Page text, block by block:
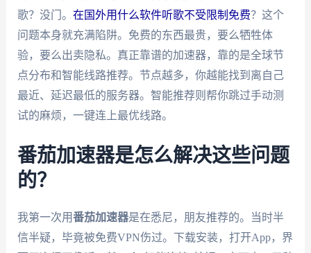
歌？没门。 在国外用什么软件听歌不受限制免费？这个
问题本身就充满陷阱。免费的东西最贵，要么牺牲体
验，要么出卖隐私。真正靠谱的加速器，靠的是全球节
点分布和智能线路推荐。节点越多，你越能找到离自己
最近、延迟最低的服务器。智能推荐则帮你跳过手动测
试的麻烦，一键连上最优线路。
番茄加速器是怎么解决这些问题
的？
我第一次用番茄加速器是在悉尼，朋友推荐的。当时半
信半疑，毕竟被免费VPN伤过。下载安装，打开App，界